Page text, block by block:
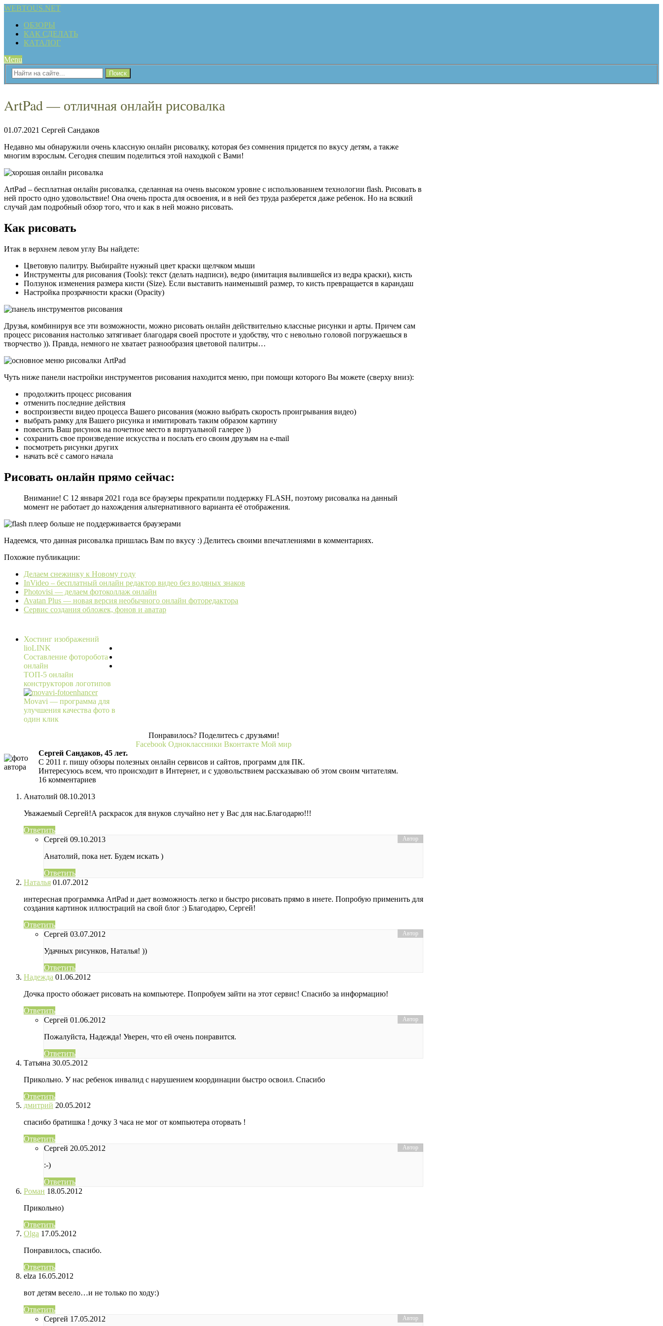
WEBTOUS.NET
ОБЗОРЫ
КАК СДЕЛАТЬ
КАТАЛОГ
Menu
ArtPad — отличная онлайн рисовалка
01.07.2021 Сергей Сандаков
Недавно мы обнаружили очень классную онлайн рисовалку, которая без сомнения придется по вкусу детям, а также
многим взрослым. Сегодня спешим поделиться этой находкой с Вами!
ArtPad – бесплатная онлайн рисовалка, сделанная на очень высоком уровне с использованием технологии flash. Рисовать в
ней просто одно удовольствие! Она очень проста для освоения, и в ней без труда разберется даже ребенок. Но на всякий
случай дам подробный обзор того, что и как в ней можно рисовать.
Как рисовать
Итак в верхнем левом углу Вы найдете:
Цветовую палитру. Выбирайте нужный цвет краски щелчком мыши
Инструменты для рисования (Tools): текст (делать надписи), ведро (имитация вылившейся из ведра краски), кисть
Ползунок изменения размера кисти (Size). Если выставить наименьший размер, то кисть превращается в карандаш
Настройка прозрачности краски (Opacity)
Друзья, комбинируя все эти возможности, можно рисовать онлайн действительно классные рисунки и арты. Причем сам
процесс рисования настолько затягивает благодаря своей простоте и удобству, что с невольно головой погружаешься в
творчество )). Правда, немного не хватает разнообразия цветовой палитры…
Чуть ниже панели настройки инструментов рисования находится меню, при помощи которого Вы можете (сверху вниз):
продолжить процесс рисования
отменить последние действия
воспроизвести видео процесса Вашего рисования (можно выбрать скорость проигрывания видео)
выбрать рамку для Вашего рисунка и имитировать таким образом картину
повесить Ваш рисунок на почетное место в виртуальной галерее ))
сохранить свое произведение искусства и послать его своим друзьям на e-mail
посмотреть рисунки других
начать всё с самого начала
Рисовать онлайн прямо сейчас:
Внимание! С 12 января 2021 года все браузеры прекратили поддержку FLASH, поэтому рисовалка на данный
момент не работает до нахождения альтернативного варианта её отображения.
Надеемся, что данная рисовалка пришлась Вам по вкусу :) Делитесь своими впечатлениями в комментариях.
Похожие публикации:
Делаем снежинку к Новому году
InVideo – бесплатный онлайн редактор видео без водяных знаков
Photovisi — делаем фотоколлаж онлайн
Avatan Plus — новая версия необычного онлайн фоторедактора
Сервис создания обложек, фонов и аватар
Хостинг изображений
lioLINK
Составление фоторобота
онлайн
ТОП-5 онлайн
конструкторов логотипов
Movavi — программа для
улучшения качества фото в
один клик
Понравилось? Поделитесь с друзьями!
Facebook Одноклассники Вконтакте Мой мир
Сергей Сандаков, 45 лет.
С 2011 г. пишу обзоры полезных онлайн сервисов и сайтов, программ для ПК.
Интересуюсь всем, что происходит в Интернет, и с удовольствием рассказываю об этом своим читателям.
16 комментариев
Анатолий 08.10.2013
Уважаемый Сергей!А раскрасок для внуков случайно нет у Вас для нас.Благодарю!!!
Ответить
Сергей 09.10.2013
Анатолий, пока нет. Будем искать )
Ответить
Наталья 01.07.2012
интересная программка ArtPad и дает возможность легко и быстро рисовать прямо в инете. Попробую применить для
создания картинок иллюстраций на свой блог :) Благодарю, Сергей!
Ответить
Сергей 03.07.2012
Удачных рисунков, Наталья! ))
Ответить
Надежда 01.06.2012
Дочка просто обожает рисовать на компьютере. Попробуем зайти на этот сервис! Спасибо за информацию!
Ответить
Сергей 01.06.2012
Пожалуйста, Надежда! Уверен, что ей очень понравится.
Ответить
Татьяна 30.05.2012
Прикольно. У нас ребенок инвалид с нарушением координации быстро освоил. Спасибо
Ответить
дмитрий 20.05.2012
спасибо братишка ! дочку 3 часа не мог от компьютера оторвать !
Ответить
Сергей 20.05.2012
:-)
Ответить
Роман 18.05.2012
Прикольно)
Ответить
Olga 17.05.2012
Понравилось, спасибо.
Ответить
elza 16.05.2012
вот детям весело…и не только по ходу:)
Ответить
Сергей 17.05.2012